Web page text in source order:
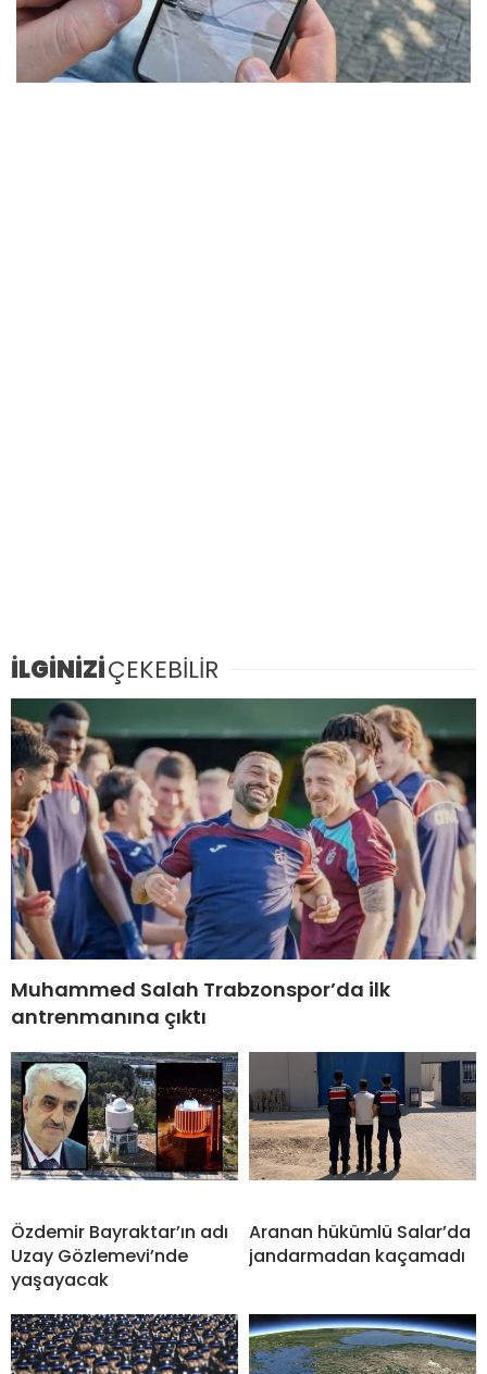
İLGİNİZİÇEKEBİLİR
Muhammed Salah Trabzonspor’da ilk
antrenmanına çıktı
Özdemir Bayraktar’ın adı
Uzay Gözlemevi’nde
yaşayacak
Aranan hükümlü Salar’da
jandarmadan kaçamadı